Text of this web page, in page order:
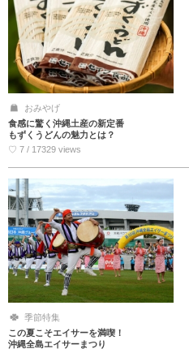
おみやげ
食感に驚く沖縄土産の新定番
もずくうどんの魅力とは？
♡ 7 / 17329 views
季節特集
この夏こそエイサーを満喫！
沖縄全島エイサーまつり